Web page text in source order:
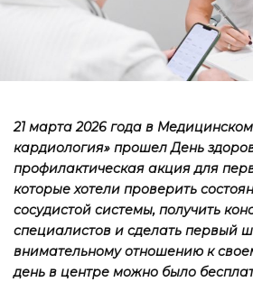
21 марта 2026 года в
кардиология» прошел День
профилактическая акция для
которые хотели проверить
сосудистой системы, получить
специалистов и сделать первый
внимательному отношению к
день в центре можно было